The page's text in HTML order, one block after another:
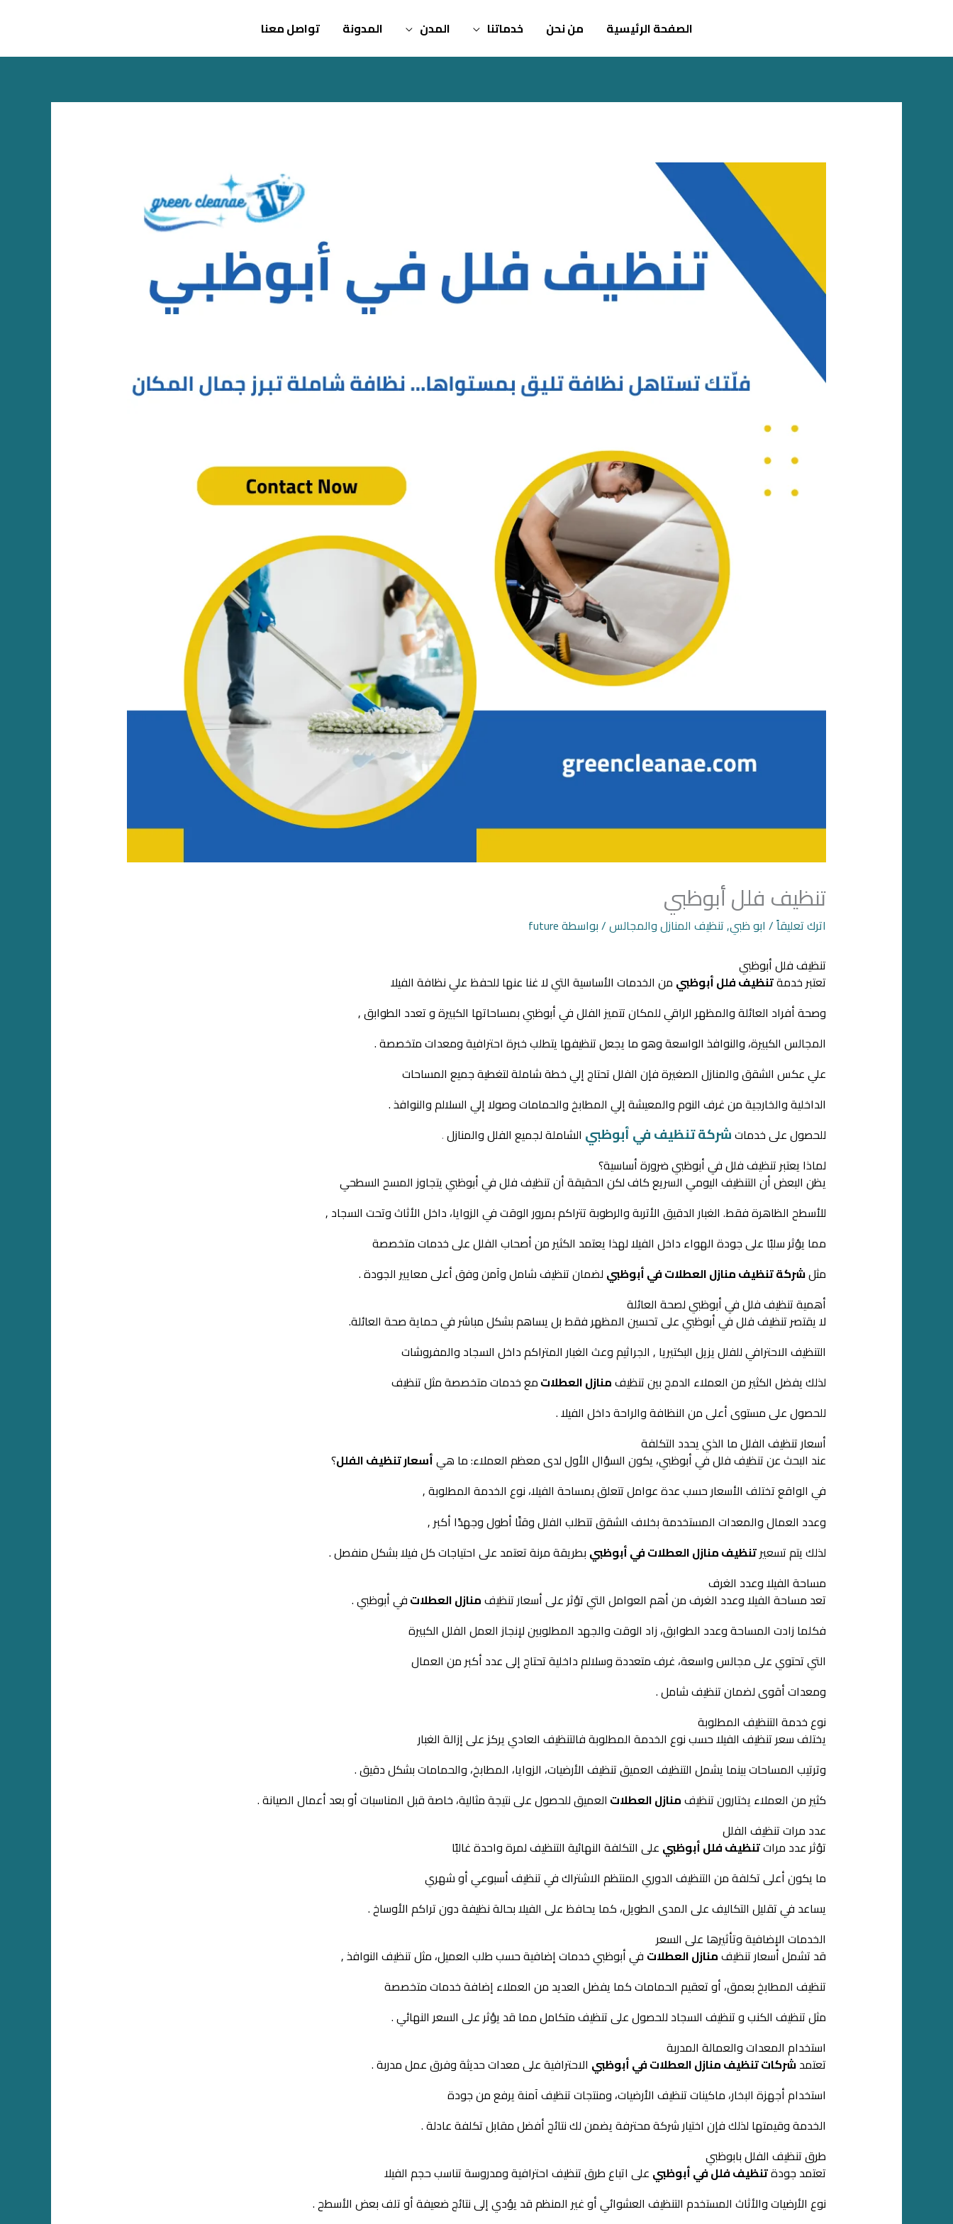
الصفحة الرئيسية من نحن خدماتنا المدن المدونة تواصل معنا
تنظيف فلل أبوظبي
اترك تعليقاً/ ابو ظبي,تنظيف المنازل والمجالس/ بواسطةfuture
تنظيف فلل أبوظبي
تعتبر خدمةتنظيف فلل أبوظبي من الخدمات الأساسية التي لا غنا عنها للحفظ علي نظافة الفيلا
وصحة أفراد العائلة والمظهر الراقي للمكان تتميز الفلل في أبوظبي بمساحاتها الكبيرة و تعدد الطوابق ,
المجالس الكبيرة، والنوافذ الواسعة وهو ما يجعل تنظيفها يتطلب خبرة احترافية ومعدات متخصصة .
علي عكس الشقق والمنازل الصغيرة فإن الفلل تحتاج إلي خطة شاملة لتغطية جميع المساحات
الداخلية والخارجية من غرف النوم والمعيشة إلي المطابخ والحمامات وصولا إلي السلالم والنوافذ .
للحصول على خدماتشركة تنظيف في أبوظبي الشاملة لجميع الفلل والمنازل.
لماذا يعتبر تنظيف فلل في أبوظبي ضرورة أساسية؟
يظن البعض أن التنظيف اليومي السريع كاف لكن الحقيقة أن تنظيف فلل في أبوظبي يتجاوز المسح السطحي
للأسطح الظاهرة فقط. الغبار الدقيق الأتربة والرطوبة تتراكم بمرور الوقت في الزوايا، داخل الأثاث وتحت السجاد ,
مما يؤثر سلبًا على جودة الهواء داخل الفيلا لهذا يعتمد الكثير من أصحاب الفلل على خدمات متخصصة
مثلشركة تنظيف منازل العطلات في أبوظبي لضمان تنظيف شامل وآمن وفق أعلى معايير الجودة .
أهمية تنظيف فلل في أبوظبي لصحة العائلة
لا يقتصر تنظيف فلل في أبوظبي على تحسين المظهر فقط بل يساهم بشكل مباشر في حماية صحة العائلة.
التنظيف الاحترافي للفلل يزيل البكتيريا , الجراثيم وعث الغبار المتراكم داخل السجاد والمفروشات
لذلك يفضل الكثير من العملاء الدمج بين تنظيفمنازل العطلاتمع خدمات متخصصة مثل تنظيف
للحصول على مستوى أعلى من النظافة والراحة داخل الفيلا .
أسعار تنظيف الفلل ما الذي يحدد التكلفة
عند البحث عن تنظيف فلل في أبوظبي، يكون السؤال الأول لدى معظم العملاء: ما هيأسعار تنظيف الفلل؟
في الواقع تختلف الأسعار حسب عدة عوامل تتعلق بمساحة الفيلا، نوع الخدمة المطلوبة ,
وعدد العمال والمعدات المستخدمة بخلاف الشقق تتطلب الفلل وقتًا أطول وجهدًا أكبر ,
لذلك يتم تسعيرتنظيف منازل العطلات في أبوظبي بطريقة مرنة تعتمد على احتياجات كل فيلا بشكل منفصل .
مساحة الفيلا وعدد الغرف
تعد مساحة الفيلا وعدد الغرف من أهم العوامل التي تؤثر على أسعار تنظيفمنازل العطلاتفي أبوظبي .
فكلما زادت المساحة وعدد الطوابق، زاد الوقت والجهد المطلوبين لإنجاز العمل الفلل الكبيرة
التي تحتوي على مجالس واسعة، غرف متعددة وسلالم داخلية تحتاج إلى عدد أكبر من العمال
ومعدات أقوى لضمان تنظيف شامل .
نوع خدمة التنظيف المطلوبة
يختلف سعر تنظيف الفيلا حسب نوع الخدمة المطلوبة فالتنظيف العادي يركز على إزالة الغبار
وترتيب المساحات بينما يشمل التنظيف العميق تنظيف الأرضيات، الزوايا، المطابخ، والحمامات بشكل دقيق .
كثير من العملاء يختارون تنظيفمنازل العطلات العميق للحصول على نتيجة مثالية، خاصة قبل المناسبات أو بعد أعمال الصيانة .
عدد مرات تنظيف الفلل
تؤثر عدد مراتتنظيف فلل أبوظبي على التكلفة النهائية التنظيف لمرة واحدة غالبًا
ما يكون أعلى تكلفة من التنظيف الدوري المنتظم الاشتراك في تنظيف أسبوعي أو شهري
يساعد في تقليل التكاليف على المدى الطويل، كما يحافظ على الفيلا بحالة نظيفة دون تراكم الأوساخ .
الخدمات الإضافية وتأثيرها على السعر
قد تشمل أسعار تنظيفمنازل العطلات في أبوظبي خدمات إضافية حسب طلب العميل، مثل تنظيف النوافذ ,
تنظيف المطابخ بعمق، أو تعقيم الحمامات كما يفضل العديد من العملاء إضافة خدمات متخصصة
مثل تنظيف الكنب و تنظيف السجاد للحصول على تنظيف متكامل مما قد يؤثر على السعر النهائي .
استخدام المعدات والعمالة المدربة
تعتمدشركات تنظيف منازل العطلات في أبوظبي الاحترافية على معدات حديثة وفرق عمل مدربة .
استخدام أجهزة البخار، ماكينات تنظيف الأرضيات، ومنتجات تنظيف آمنة يرفع من جودة
الخدمة وقيمتها لذلك فإن اختيار شركة محترفة يضمن لك نتائج أفضل مقابل تكلفة عادلة .
طرق تنظيف الفلل بابوظبي
تعتمد جودةتنظيف فلل في أبوظبي على اتباع طرق تنظيف احترافية ومدروسة تناسب حجم الفيلا
نوع الأرضيات والأثاث المستخدم التنظيف العشوائي أو غير المنظم قد يؤدي إلى نتائج ضعيفة أو تلف بعض الأسطح .